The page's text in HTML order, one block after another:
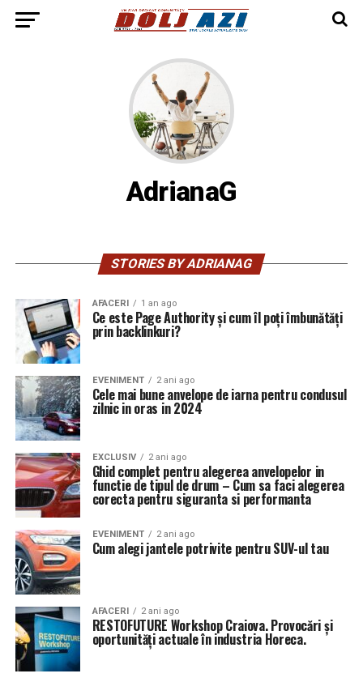
AdrianaG
STORIES BY ADRIANAG
AFACERI 1 an ago
Ce este Page Authority și cum îl poți îmbunătăți
prin backlinkuri?
EVENIMENT 2 ani ago
Cele mai bune anvelope de iarna pentru condusul
zilnic in oras in 2024
EXCLUSIV 2 ani ago
Ghid complet pentru alegerea anvelopelor in
functie de tipul de drum – Cum sa faci alegerea
corecta pentru siguranta si performanta
EVENIMENT 2 ani ago
Cum alegi jantele potrivite pentru SUV-ul tau
AFACERI 2 ani ago
RESTOFUTURE Workshop Craiova. Provocări și
oportunități actuale în industria Horeca.